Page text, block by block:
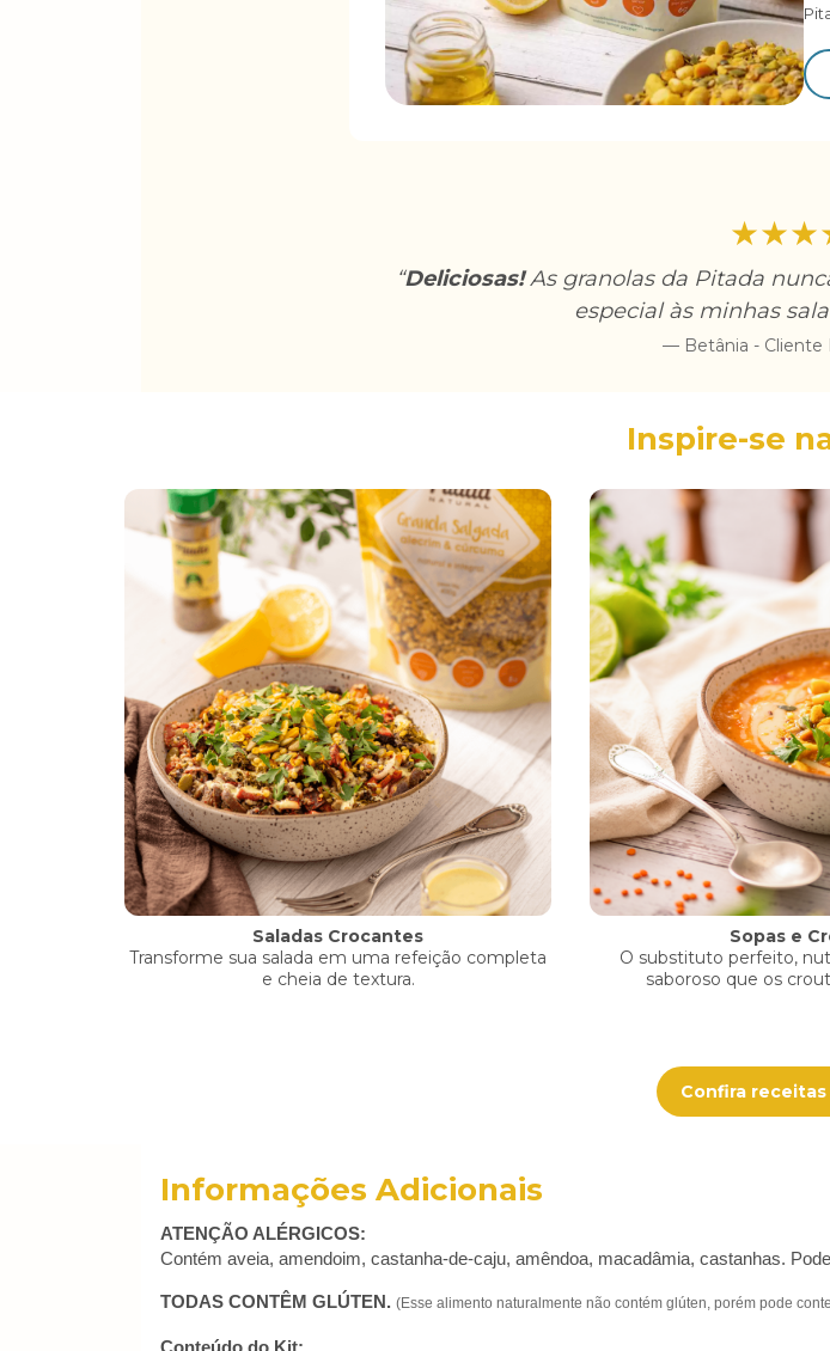
“Deliciosas!As granolas da Pitada
especial às minhas
— Betânia - Cliente
Inspire-se
Saladas Crocantes
Transforme sua salada em uma refeição completa
e cheia de textura.
Sopas e
O substituto perfeito,
saboroso que os
Confira
Informações Adicionais
ATENÇÃO ALÉRGICOS:
Contém aveia, amendoim, castanha-de-caju, amêndoa, macadâmia, castanhas.
TODAS CONTÊM GLÚTEN. (Esse alimento naturalmente não contém glúten, porém pode
Conteúdo do Kit: